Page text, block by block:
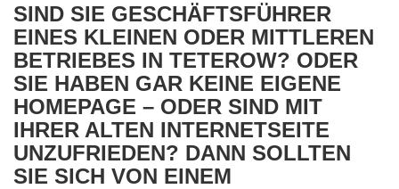
SIND SIE GESCHÄFTSFÜHRER
EINES KLEINEN ODER MITTLEREN
BETRIEBES IN TETEROW? ODER
SIE HABEN GAR KEINE EIGENE
HOMEPAGE – ODER SIND MIT
IHRER ALTEN INTERNETSEITE
UNZUFRIEDEN? DANN SOLLTEN
SIE SICH VON EINEM